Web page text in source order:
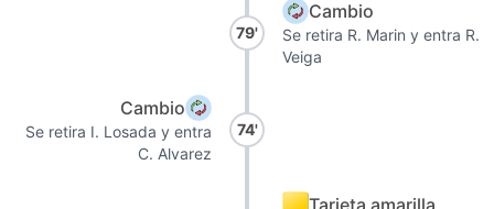
79'
Cambio
Se retira R. Marin y entra R.
Veiga
Cambio
Se retira I. Losada y entra
C. Alvarez
74'
Tarjeta amarilla